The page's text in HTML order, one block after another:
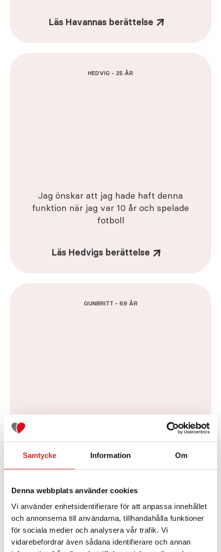
Samtycke Information Om
Denna webbplats använder cookies
Vi använder enhetsidentifierare för att anpassa innehållet
och annonserna till användarna, tillhandahålla funktioner
för sociala medier och analysera vår trafik. Vi
vidarebefordrar även sådana identifierare och annan
Läs Havannas berättelse
HEDVIG - 25 ÅR
Jag önskar att jag hade haft denna
funktion när jag var 10 år och spelade
fotboll
Läs Hedvigs berättelse
GUNBRITT - 69 ÅR
Det bästa var att jag fick något jag
Läs Gunbritts berättelse
TIM - 22 ÅR